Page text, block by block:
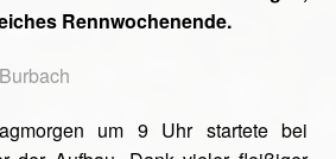
Rennwochenende.
um 9 Uhr startete bei